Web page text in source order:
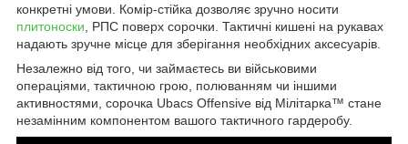
конкретні умови. Комір-стійка дозволяє зручно носити
плитоноски , РПС поверх сорочки. Тактичні кишені на рукавах
надають зручне місце для зберігання необхідних аксесуарів.
Незалежно від того, чи займаєтесь ви військовими
операціями, тактичною грою, полюванням чи іншими
активностями, сорочка Ubacs Offensive від Мілітарка™ стане
незамінним компонентом вашого тактичного гардеробу.